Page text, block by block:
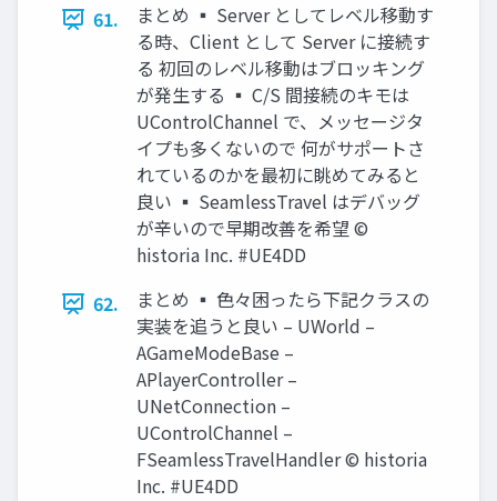
61.
まとめ ▪ Server としてレベル移動す
る時、Client として Server に接続す
る 初回のレベル移動はブロッキング
が発生する ▪ C/S 間接続のキモは
UControlChannel で、メッセージタ
イプも多くないので 何がサポートさ
れているのかを最初に眺めてみると
良い ▪ SeamlessTravel はデバッグ
が辛いので早期改善を希望 ©
historia Inc. #UE4DD
62.
まとめ ▪ 色々困ったら下記クラスの
実装を追うと良い – UWorld –
AGameModeBase –
APlayerController –
UNetConnection –
UControlChannel –
FSeamlessTravelHandler © historia
Inc. #UE4DD